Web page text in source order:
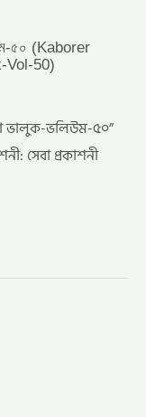
৫০ (Kaborer
Vol-50)
ভালুক-ভলিউম-৫০”
সেবা প্রকাশনী